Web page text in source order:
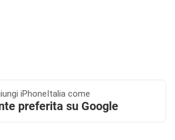
iPhoneItalia come
preferita su Google